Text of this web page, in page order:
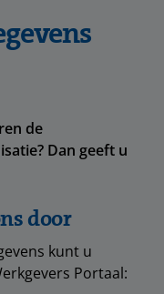
de
Dan geeft u
door
kunt u
Portaal: